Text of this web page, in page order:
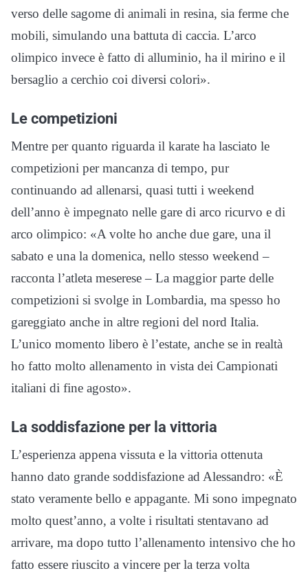
verso delle sagome di animali in resina, sia ferme che
mobili, simulando una battuta di caccia. L’arco
olimpico invece è fatto di alluminio, ha il mirino e il
bersaglio a cerchio coi diversi colori».
Le competizioni
Mentre per quanto riguarda il karate ha lasciato le
competizioni per mancanza di tempo, pur
continuando ad allenarsi, quasi tutti i weekend
dell’anno è impegnato nelle gare di arco ricurvo e di
arco olimpico: «A volte ho anche due gare, una il
sabato e una la domenica, nello stesso weekend –
racconta l’atleta meserese – La maggior parte delle
competizioni si svolge in Lombardia, ma spesso ho
gareggiato anche in altre regioni del nord Italia.
L’unico momento libero è l’estate, anche se in realtà
ho fatto molto allenamento in vista dei Campionati
italiani di fine agosto».
La soddisfazione per la vittoria
L’esperienza appena vissuta e la vittoria ottenuta
hanno dato grande soddisfazione ad Alessandro: «È
stato veramente bello e appagante. Mi sono impegnato
molto quest’anno, a volte i risultati stentavano ad
arrivare, ma dopo tutto l’allenamento intensivo che ho
fatto essere riuscito a vincere per la terza volta